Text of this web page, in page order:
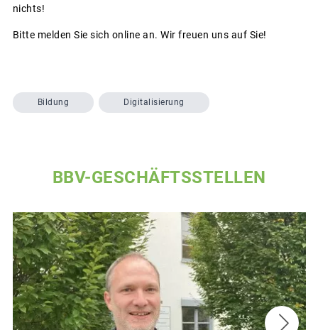
nichts!
Bitte melden Sie sich online an. Wir freuen uns auf Sie!
Bildung Digitalisierung
BBV-GESCHÄFTSSTELLEN